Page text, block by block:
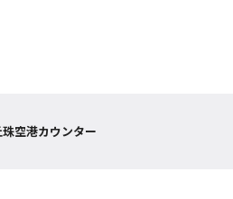
空港カウンター